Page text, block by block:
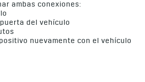
ambas conexiones:
del vehículo
nuevamente con el vehículo